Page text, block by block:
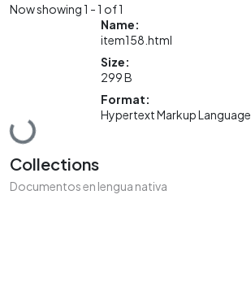
Now showing1 - 1 of 1
Loading...
Name:
item158.html
Size:
299 B
Format:
Hypertext Markup Language
Collections
Documentos en lengua nativa